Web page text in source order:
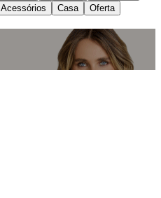
Acessórios Casa Oferta